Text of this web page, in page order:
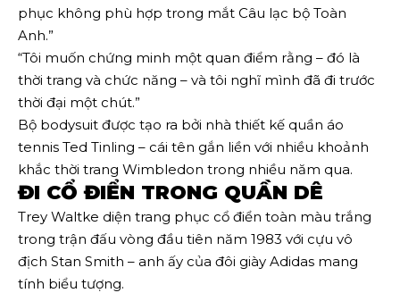
phục không phù hợp trong mắt Câu lạc bộ Toàn
Anh.”
“Tôi muốn chứng minh một quan điểm rằng – đó là
thời trang và chức năng – và tôi nghĩ mình đã đi trước
thời đại một chút.”
Bộ bodysuit được tạo ra bởi nhà thiết kế quần áo
tennis Ted Tinling – cái tên gắn liền với nhiều khoảnh
khắc thời trang Wimbledon trong nhiều năm qua.
ĐI CỔ ĐIỂN TRONG QUẦN DÊ
Trey Waltke diện trang phục cổ điển toàn màu trắng
trong trận đấu vòng đầu tiên năm 1983 với cựu vô
địch Stan Smith – anh ấy của đôi giày Adidas mang
tính biểu tượng.